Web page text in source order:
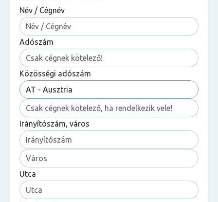
Név / Cégnév
Adószám
Közösségi adószám
Irányítószám, város
Utca